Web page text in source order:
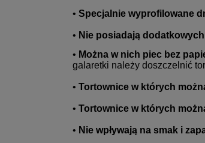
• Specjalnie wyprofilowane
• Nie posiadają dodatkowych
• Można w nich piec bez
galaretki należy doszczelnić
• Tortownice w których
• Tortownice w których
• Nie wpływają na smak i